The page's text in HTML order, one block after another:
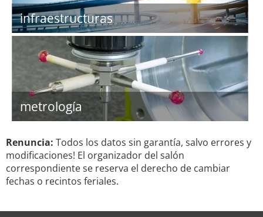
infraestructuras
metrología
Renuncia: Todos los datos sin garantía, salvo errores y
modificaciones! El organizador del salón
correspondiente se reserva el derecho de cambiar
fechas o recintos feriales.